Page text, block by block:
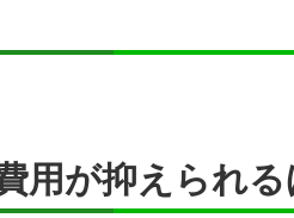
用が抑えられ